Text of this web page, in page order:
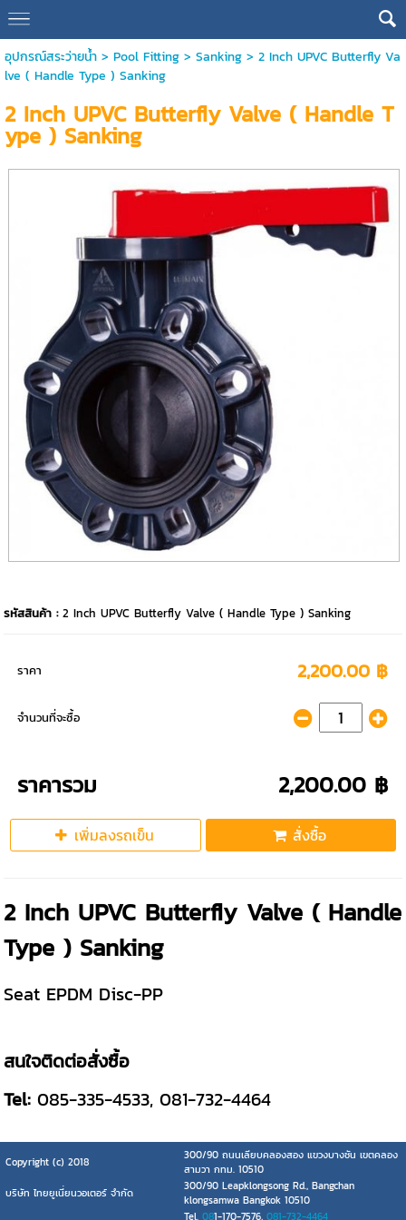
อุปกรณ์สระว่ายน้ำ> Pool Fitting> Sanking> 2 Inch UPVC Butterfly Va
lve ( Handle Type ) Sanking
2 Inch UPVC Butterfly Valve ( Handle T
ype ) Sanking
รหัสสินค้า :2 Inch UPVC Butterfly Valve ( Handle Type ) Sanking
ราคา 2,200.00 ฿
จำนวนที่จะซื้อ
ราคารวม 2,200.00 ฿
เพิ่มลงรถเข็น สั่งซื้อ
2 Inch UPVC Butterfly Valve ( Handle
Type ) Sanking
Seat EPDM Disc-PP
สนใจติดต่อสั่งซื้อ
Tel: 085-335-4533, 081-732-4464
Copyright (c) 2018
300/90 ถนนเลียบคลองสอง แขวงบางชัน เขตคลอง
สามวา กทม. 10510
บริษัท ไทยยูเนี่ยนวอเตอร์ จำกัด
300/90 Leapklongsong Rd., Bangchan
klongsamwa Bangkok 10510
Tel. 081-170-7576, 081-732-4464